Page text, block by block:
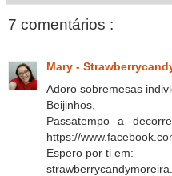
7 comentários :
Mary -
Adoro sobremesas
Beijinhos,
Passatempo a
https://
Espero por ti em: